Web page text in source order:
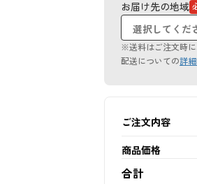
お届け先の地域
※送料はご注文時に
配送についての詳
ご注文内容
商品価格
合計